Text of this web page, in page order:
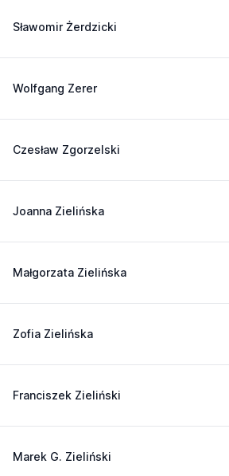
Sławomir Żerdzicki
Wolfgang Zerer
Czesław Zgorzelski
Joanna Zielińska
Małgorzata Zielińska
Zofia Zielińska
Franciszek Zieliński
Marek G. Zieliński